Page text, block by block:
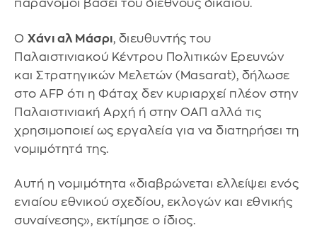
παράνομοι βάσει του διεθνούς δικαίου.
Ο Χάνι αλ Μάσρι, διευθυντής του
Παλαιστινιακού Κέντρου Πολιτικών Ερευνών
και Στρατηγικών Μελετών (Masarat), δήλωσε
στο AFP ότι η Φάταχ δεν κυριαρχεί πλέον στην
Παλαιστινιακή Αρχή ή στην ΟΑΠ αλλά τις
χρησιμοποιεί ως εργαλεία για να διατηρήσει τη
νομιμότητά της.
Αυτή η νομιμότητα «διαβρώνεται ελλείψει ενός
ενιαίου εθνικού σχεδίου, εκλογών και εθνικής
συναίνεσης», εκτίμησε ο ίδιος.